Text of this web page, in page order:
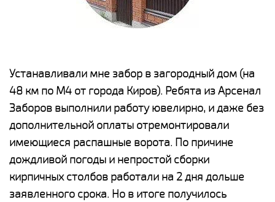
Устанавливали мне забор в загородный дом (на
48 км по М4 от города Киров). Ребята из Арсенал
Заборов выполнили работу ювелирно, и даже без
дополнительной оплаты отремонтировали
имеющиеся распашные ворота. По причине
дождливой погоды и непростой сборки
кирпичных столбов работали на 2 дня дольше
заявленного срока. Но в итоге получилось